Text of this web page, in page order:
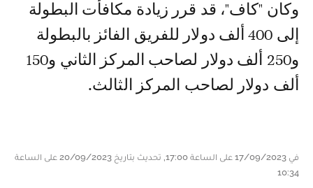
وكان "كاف"، قد قرر زيادة مكافأت البطولة
إلى 400 ألف دولار للفريق الفائز بالبطولة
و250 ألف دولار لصاحب المركز الثاني و150
ألف دولار لصاحب المركز الثالث.
في 17/09/2023 على الساعة 17:00, تحديث بتاريخ 20/09/2023 على الساعة
10:34